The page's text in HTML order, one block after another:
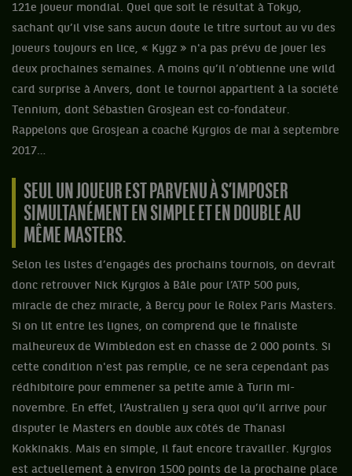
121e joueur mondial. Quel que soit le résultat à Tokyo,
sachant qu’il vise sans aucun doute le titre surtout au vu des
joueurs toujours en lice, « Kygz » n'a pas prévu de jouer les
deux prochaines semaines. A moins qu’il n’obtienne une wild
card surprise à Anvers, dont le tournoi appartient à la société
Tennium, dont Sébastien Grosjean est co-fondateur.
Rappelons que Grosjean a coaché Kyrgios de mai à septembre
2017…
SEUL UN JOUEUR EST PARVENU À S’IMPOSER
SIMULTANÉMENT EN SIMPLE ET EN DOUBLE AU
MÊME MASTERS.
Selon les listes d’engagés des prochains tournois, on devrait
donc retrouver Nick Kyrgios à Bâle pour l’ATP 500 puis,
miracle de chez miracle, à Bercy pour le Rolex Paris Masters.
Si on lit entre les lignes, on comprend que le finaliste
malheureux de Wimbledon est en chasse de 2 000 points. Si
cette condition n'est pas remplie, ce ne sera cependant pas
rédhibitoire pour emmener sa petite amie à Turin mi-
novembre. En effet, l’Australien y sera quoi qu’il arrive pour
disputer le Masters en double aux côtés de Thanasi
Kokkinakis. Mais en simple, il faut encore travailler. Kyrgios
est actuellement à environ 1500 points de la prochaine place